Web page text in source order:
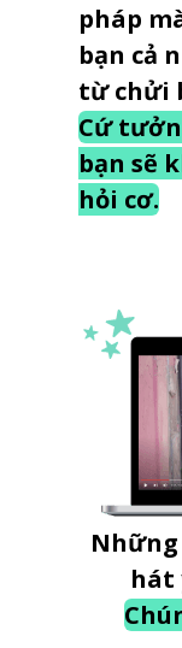
pháp
bạn cả
từ chửi
Cứ
bạn sẽ
hỏi cơ.
hát